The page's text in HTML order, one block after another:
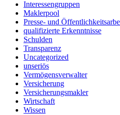
Interessengruppen
Maklerpool
Presse- und
qualifizierte Erkenntnisse
Schulden
Transparenz
Uncategorized
unseriös
Vermögensverwalter
Versicherung
Versicherungsmakler
Wirtschaft
Wissen